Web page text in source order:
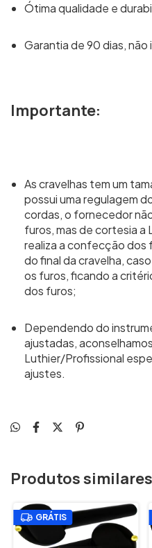
Ótima qualidade e
Garantia de 90 dias, não
Importante:
As cravelhas tem um
possui uma regulagem
cordas, o fornecedor
furos, mas de cortesia a
realiza a confecção dos
do final da cravelha,
os furos, ficando a
dos furos;
Dependendo do
ajustadas,
Luthier/Profissional
ajustes.
Produtos similares
GRÁTIS